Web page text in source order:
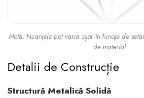
Notă: Nuanțele pot varia ușor în funcție de
de material.
Detalii de Construcție
Structură Metalică Solidă